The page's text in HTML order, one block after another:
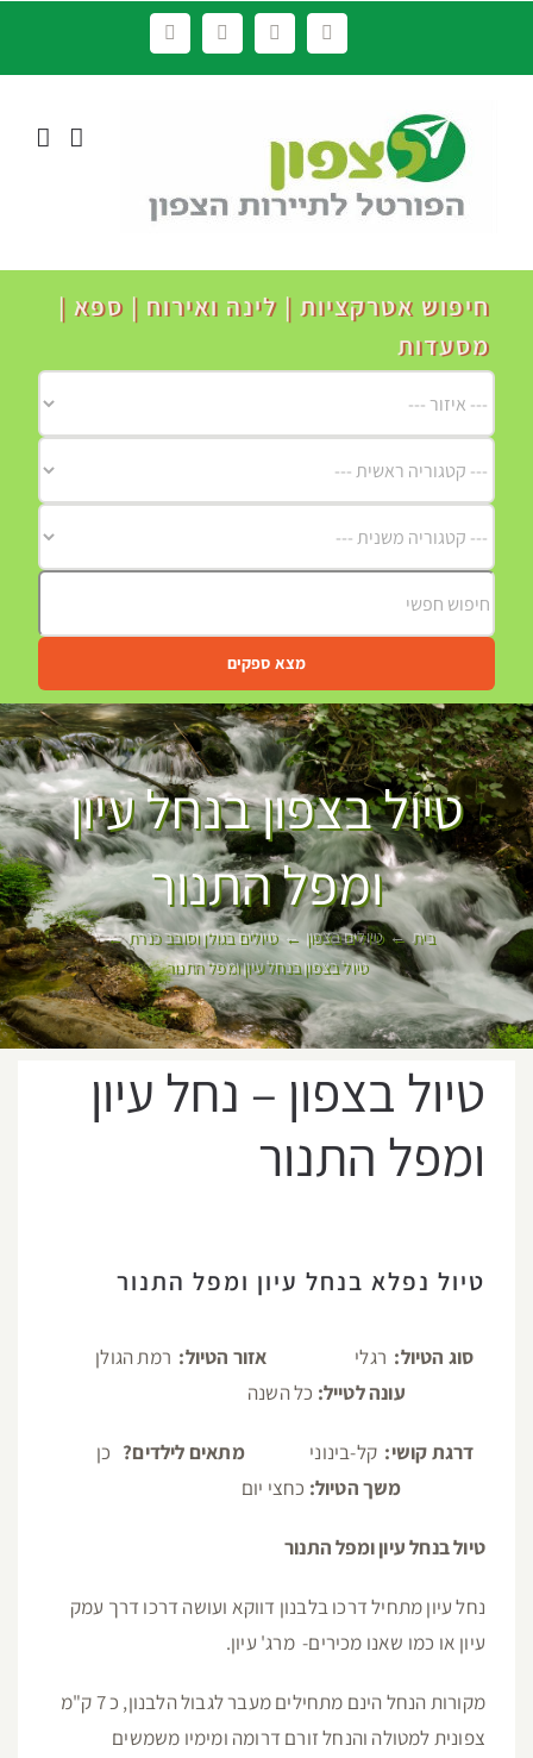
LinkedIn
Instagram
YouTube
Facebook
חיפוש אטרקציות | לינה ואירוח | ספא |
מסעדות
מצא ספקים
טיול בצפון בנחל עיון
ומפל התנור
בית טיולים בצפון
טיולים בגולן וסובב כנרת
טיול בצפון בנחל עיון ומפל התנור
טיול בצפון – נחל עיון
ומפל התנור
טיול נפלא בנחל עיון ומפל התנור
סוג הטיול: רגלי אזור הטיול: רמת הגולן
עונה לטייל: כל השנה
דרגת קושי: קל-בינונימתאים לילדים? כן
משך הטיול: כחצי יום
טיול בנחל עיון ומפל התנור
נחל עיון מתחיל דרכו בלבנון דווקא ועושה דרכו דרך עמק
עיון או כמו שאנו מכירים- מרג' עיון.
מקורות הנחל הינם מתחילים מעבר לגבול הלבנון, כ 7 ק"מ
צפונית למטולה והנחל זורם דרומה ומימיו משמשים